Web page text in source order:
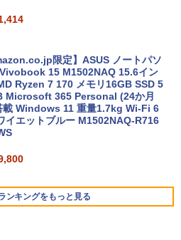
限定】ASUS ノートパソ
15 M1502NAQ 15.6イン
Ryzen 7 170 メモリ16GB SSD 5
Microsoft 365 Personal (24か月
載 Windows 11 重量1.7kg Wi-Fi 6
イエットブルー M1502NAQ-R716
ンキングをもっと見る